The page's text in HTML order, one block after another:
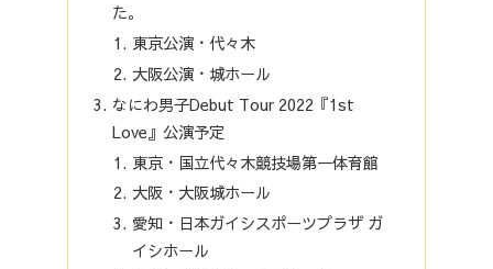
た。
東京公演・代々木
大阪公演・城ホール
なにわ男子Debut Tour 2022『1st
Love』公演予定
東京・国立代々木競技場第一体育館
大阪・大阪城ホール
愛知・日本ガイシスポーツプラザ ガ
イシホール